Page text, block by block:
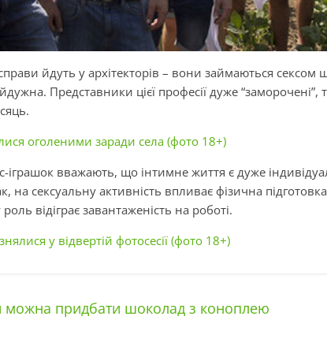
йдуть у архітекторів – вони займаються сексом
Представники цієї професії дуже “заморочені”,
оголеними заради села (фото 18+)
вважають, що інтимне життя є дуже
на сексуальну активність впливає фізична
відіграє завантаженість на роботі.
у відвертій фотосесії (фото 18+)
можна придбати шоколад з коноплею